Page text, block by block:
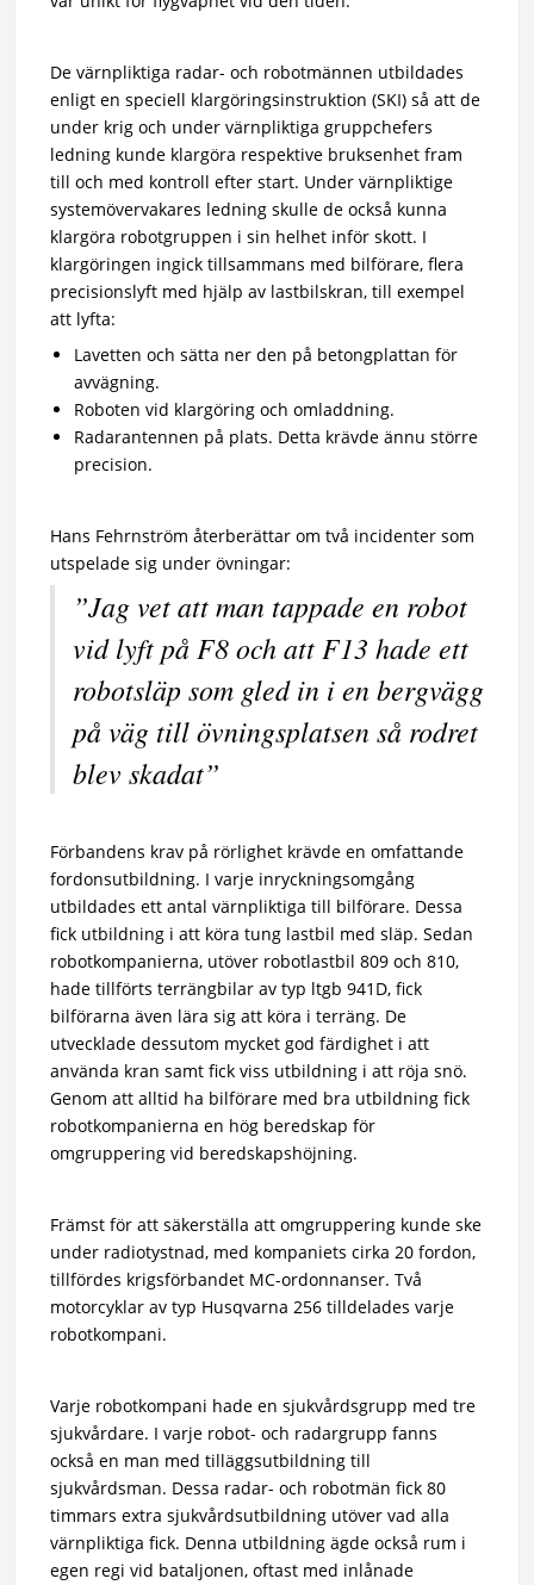
De värnpliktiga radar- och robotmännen utbildades
enligt en speciell klargöringsinstruktion (SKI) så att de
under krig och under värnpliktiga gruppchefers
ledning kunde klargöra respektive bruksenhet fram
till och med kontroll efter start. Under värnpliktige
systemövervakares ledning skulle de också kunna
klargöra robotgruppen i sin helhet inför skott. I
klargöringen ingick tillsammans med bilförare, flera
precisionslyft med hjälp av lastbilskran, till exempel
att lyfta:
Lavetten och sätta ner den på betongplattan för
avvägning.
Roboten vid klargöring och omladdning.
Radarantennen på plats. Detta krävde ännu större
precision.
Hans Fehrnström återberättar om två incidenter som
utspelade sig under övningar:
”Jag vet att man tappade en robot
vid lyft på F8 och att F13 hade ett
robotsläp som gled in i en bergvägg
på väg till övningsplatsen så rodret
blev skadat”
Förbandens krav på rörlighet krävde en omfattande
fordonsutbildning. I varje inryckningsomgång
utbildades ett antal värnpliktiga till bilförare. Dessa
fick utbildning i att köra tung lastbil med släp. Sedan
robotkompanierna, utöver robotlastbil 809 och 810,
hade tillförts terrängbilar av typ ltgb 941D, fick
bilförarna även lära sig att köra i terräng. De
utvecklade dessutom mycket god färdighet i att
använda kran samt fick viss utbildning i att röja snö.
Genom att alltid ha bilförare med bra utbildning fick
robotkompanierna en hög beredskap för
omgruppering vid beredskapshöjning.
Främst för att säkerställa att omgruppering kunde ske
under radiotystnad, med kompaniets cirka 20 fordon,
tillfördes krigsförbandet MC-ordonnanser. Två
motorcyklar av typ Husqvarna 256 tilldelades varje
robotkompani.
Varje robotkompani hade en sjukvårdsgrupp med tre
sjukvårdare. I varje robot- och radargrupp fanns
också en man med tilläggsutbildning till
sjukvårdsman. Dessa radar- och robotmän fick 80
timmars extra sjukvårdsutbildning utöver vad alla
värnpliktiga fick. Denna utbildning ägde också rum i
egen regi vid bataljonen, oftast med inlånade